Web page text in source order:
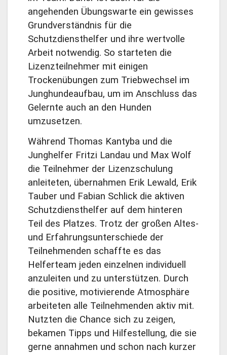
angehenden Übungswarte ein gewisses
Grundverständnis für die
Schutzdiensthelfer und ihre wertvolle
Arbeit notwendig. So starteten die
Lizenzteilnehmer mit einigen
Trockenübungen zum Triebwechsel im
Junghundeaufbau, um im Anschluss das
Gelernte auch an den Hunden
umzusetzen.
Während Thomas Kantyba und die
Junghelfer Fritzi Landau und Max Wolf
die Teilnehmer der Lizenzschulung
anleiteten, übernahmen Erik Lewald, Erik
Tauber und Fabian Schlick die aktiven
Schutzdiensthelfer auf dem hinteren
Teil des Platzes. Trotz der großen Altes-
und Erfahrungsunterschiede der
Teilnehmenden schaffte es das
Helferteam jeden einzelnen individuell
anzuleiten und zu unterstützen. Durch
die positive, motivierende Atmosphäre
arbeiteten alle Teilnehmenden aktiv mit.
Nutzten die Chance sich zu zeigen,
bekamen Tipps und Hilfestellung, die sie
gerne annahmen und schon nach kurzer